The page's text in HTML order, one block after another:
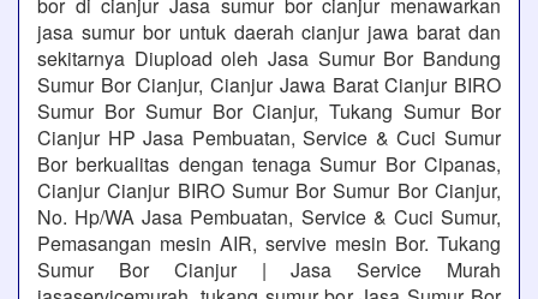
jasa sumur bor untuk daerah cianjur jawa barat dan
sekitarnya Diupload oleh Jasa Sumur Bor Bandung
Sumur Bor Cianjur, Cianjur Jawa Barat Cianjur BIRO
Sumur Bor Sumur Bor Cianjur, Tukang Sumur Bor
Cianjur HP Jasa Pembuatan, Service & Cuci Sumur
Bor berkualitas dengan tenaga Sumur Bor Cipanas,
Cianjur Cianjur BIRO Sumur Bor Sumur Bor Cianjur,
No. Hp/WA Jasa Pembuatan, Service & Cuci Sumur,
Pemasangan mesin AIR, servive mesin Bor. Tukang
Sumur Bor Cianjur | Jasa Service Murah